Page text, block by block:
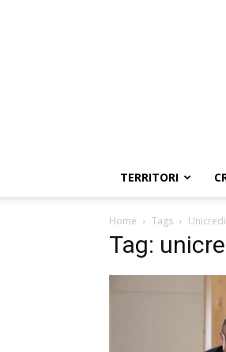
TERRITORI
Home Tags
Tag: